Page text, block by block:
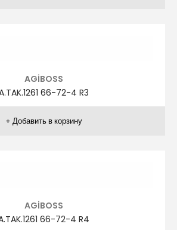
ZİVER
ZR.TAK.1041 48-58 R1
ZİVER
ZR.TAK.1041 48-58 R2